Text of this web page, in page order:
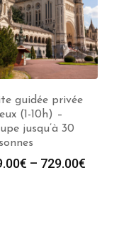
guidée privée
(1-10h) –
jusqu’à 30
€ – 729.00€